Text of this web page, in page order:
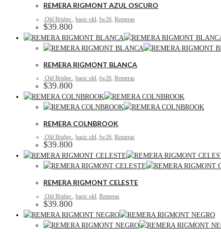
REMERA RIGMONT AZUL OSCURO
.Old Bridge., basic old, fw26, Remeras
$39.800
REMERA RIGMONT BLANCA
.Old Bridge., basic old, fw26, Remeras
$39.800
REMERA COLNBROOK
.Old Bridge., basic old, fw26, Remeras
$39.800
REMERA RIGMONT CELESTE
.Old Bridge. basic old Remeras
$39.800